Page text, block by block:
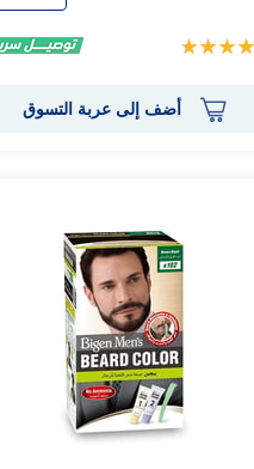
أضف إلى عربة التسوق